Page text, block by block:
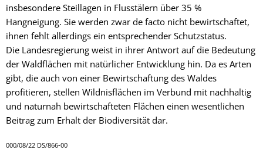
insbesondere Steillagen in Flusstälern über 35 %
Hangneigung. Sie werden zwar de facto nicht bewirtschaftet,
ihnen fehlt allerdings ein entsprechender Schutzstatus.
Die Landesregierung weist in ihrer Antwort auf die Bedeutung
der Waldflächen mit natürlicher Entwicklung hin. Da es Arten
gibt, die auch von einer Bewirtschaftung des Waldes
profitieren, stellen Wildnisflächen im Verbund mit nachhaltig
und naturnah bewirtschafteten Flächen einen wesentlichen
Beitrag zum Erhalt der Biodiversität dar.
000/08/22 DS/866-00